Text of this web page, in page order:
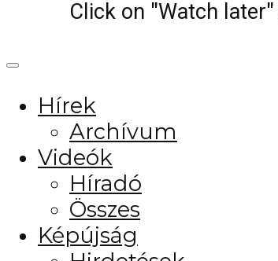
Click on "Watch
Hírek
Archívum
Videók
Híradó
Összes
Képújság